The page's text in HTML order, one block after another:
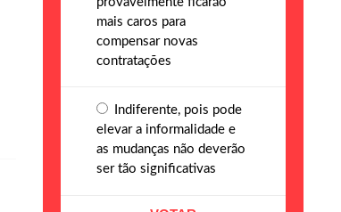
mais caros para
compensar novas
contratações
Indiferente, pois pode
elevar a informalidade e
as mudanças não deverão
ser tão significativas